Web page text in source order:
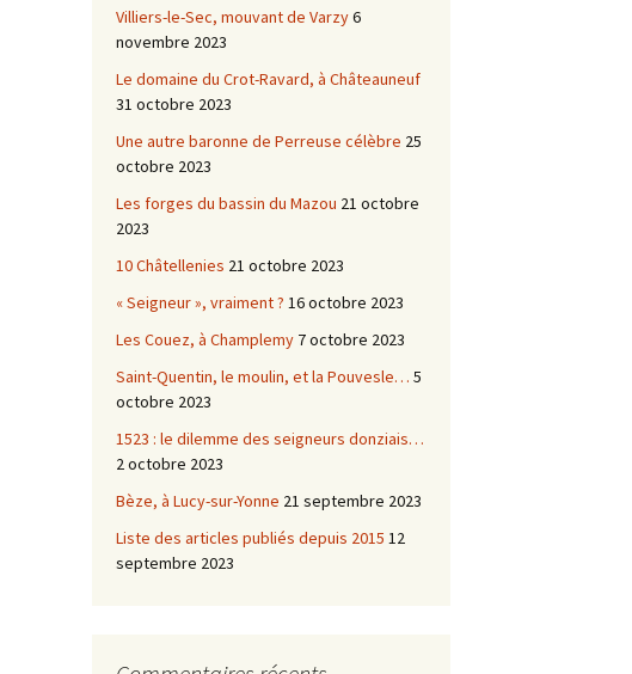
Villiers-le-Sec, mouvant de Varzy6
novembre 2023
Le domaine du Crot-Ravard, à Châteauneuf
31 octobre 2023
Une autre baronne de Perreuse célèbre 25
octobre 2023
Les forges du bassin du Mazou 21 octobre
2023
10 Châtellenies 21 octobre 2023
« Seigneur », vraiment ? 16 octobre 2023
Les Couez, à Champlemy 7 octobre 2023
Saint-Quentin, le moulin, et la Pouvesle… 5
octobre 2023
1523 : le dilemme des seigneurs donziais…
2 octobre 2023
Bèze, à Lucy-sur-Yonne 21 septembre 2023
Liste des articles publiés depuis 2015 12
septembre 2023